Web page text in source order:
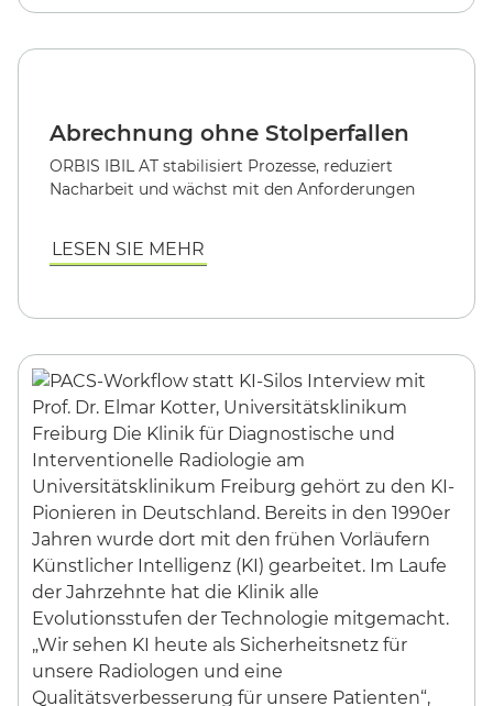
Abrechnung ohne Stolperfallen
ORBIS IBIL AT stabilisiert Prozesse, reduziert
Nacharbeit und wächst mit den Anforderungen
LESEN SIE MEHR